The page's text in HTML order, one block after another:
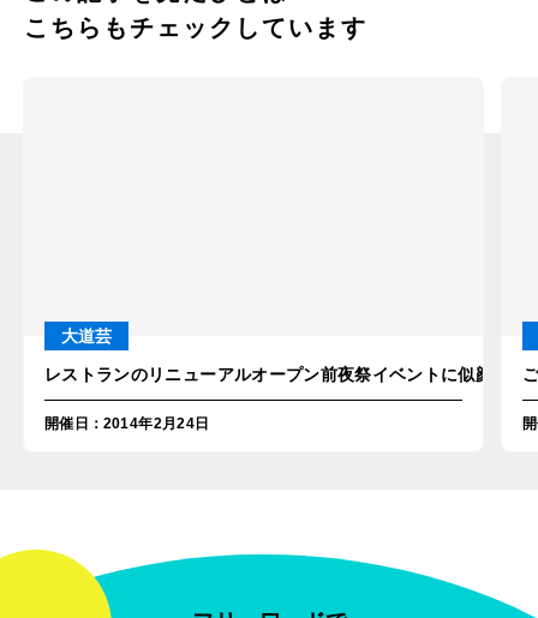
こちらもチェックしています
大道芸
レストランのリニューアルオープン前夜祭イベントに似顔絵師
開催日 ：2014年2月24日